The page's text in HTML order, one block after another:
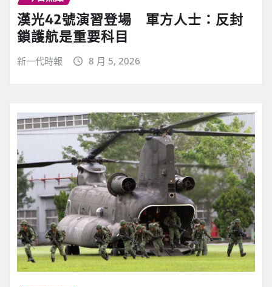
漢光42號演習登場 軍方人士：反封
鎖護航是重要科目
新一代時報 8 月 5, 2026